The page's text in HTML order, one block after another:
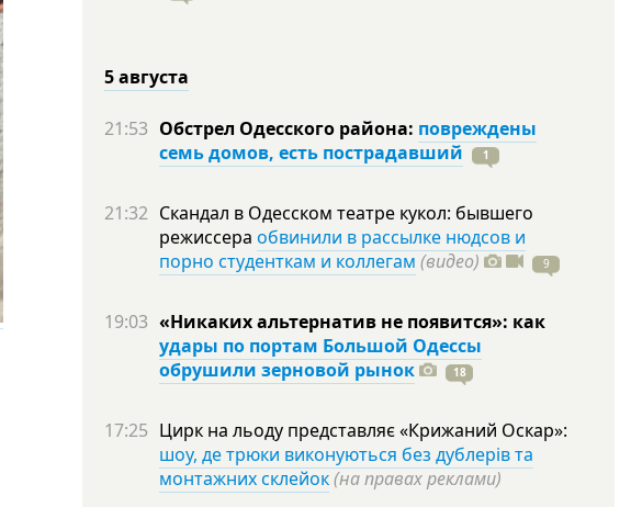
5 августа
21:53 Обстрел Одесского района: повреждены
семь домов, есть пострадавший
1
21:32 Скандал в Одесском театре кукол: бывшего
режиссера обвинили в рассылке нюдсов и
порно студенткам и коллегам (видео) 9
19:03 «Никаких альтернатив не появится»: как
удары по портам Большой Одессы
обрушили зерновой рынок
18
17:25 Цирк на льоду представляє «Крижаний Оскар»:
шоу, де трюки виконуються без дублерів та
монтажних склейок(на правах реклами)